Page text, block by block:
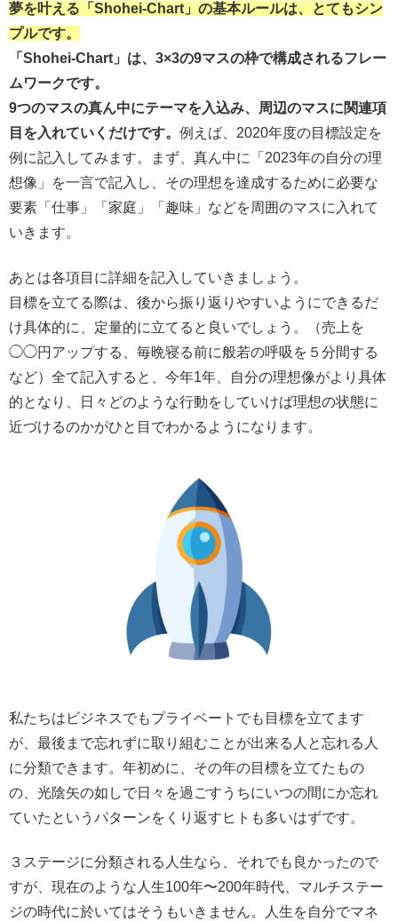
夢を叶える「Shohei-Chart」の基本ルールは、とてもシン
プルです。
「Shohei-Chart」は、3×3の9マスの枠で構成されるフレー
ムワークです。
9つのマスの真ん中にテーマを入込み、周辺のマスに関連項
目を入れていくだけです。 例えば、2020年度の目標設定を
例に記入してみます。まず、真ん中に「2023年の自分の理
想像」を一言で記入し、その理想を達成するために必要な
要素「仕事」「家庭」「趣味」などを周囲のマスに入れて
いきます。
あとは各項目に詳細を記入していきましょう。
目標を立てる際は、後から振り返りやすいようにできるだ
け具体的に、定量的に立てると良いでしょう。（売上を
◯◯円アップする、毎晩寝る前に般若の呼吸を５分間する
など）全て記入すると、今年1年、自分の理想像がより具体
的となり、日々どのような行動をしていけば理想の状態に
近づけるのかがひと目でわかるようになります。
私たちはビジネスでもプライベートでも目標を立てます
が、最後まで忘れずに取り組むことが出来る人と忘れる人
に分類できます。年初めに、その年の目標を立てたもの
の、光陰矢の如しで日々を過ごすうちにいつの間にか忘れ
ていたというパターンをくり返すヒトも多いはずです。
３ステージに分類される人生なら、それでも良かったので
すが、現在のような人生100年〜200年時代、マルチステー
ジの時代に於いてはそうもいきません。人生を自分でマネ